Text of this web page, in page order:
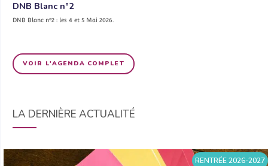
DNB Blanc n°2
DNB Blanc n°2 : les 4 et 5 Mai 2026.
VOIR L'AGENDA COMPLET
LA DERNIÈRE ACTUALITÉ
RENTRÉE 2026-2027